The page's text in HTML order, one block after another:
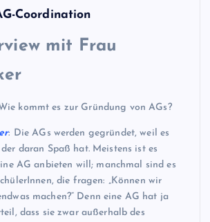
Coordination
mit Frau
kommt es zur Gründung von AGs?
: Die AGs werden gegründet, weil es
daran Spaß hat. Meistens ist es
AG anbieten will; manchmal sind es
die fragen: „Können wir
machen?“ Denn eine AG hat ja
dass sie zwar außerhalb des